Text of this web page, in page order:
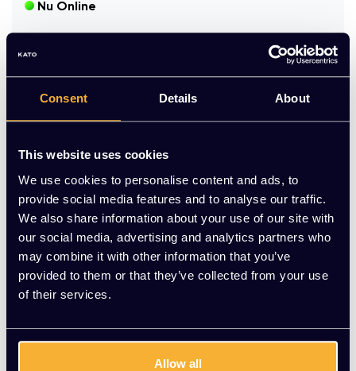
Consent Details About
This website uses cookies
We use cookies to personalise content and ads, to
provide social media features and to analyse our traffic.
We also share information about your use of our site with
our social media, advertising and analytics partners who
may combine it with other information that you’ve
provided to them or that they’ve collected from your use
of their services.
Allow all
Nu Online
Bronx71 Miami club fauteuil in antraciet met diamantstiksel
en zwarte stalen poten. Stijlvol en comfortabel. Nu voor
€50,00 | KATO Kantoorinrichting
Op voorraad
Aantal
Toevoegen aan winkelwagen
Vraag jouw persoonlijke aanbieding aan
Meer dan 20 jaar ervaring